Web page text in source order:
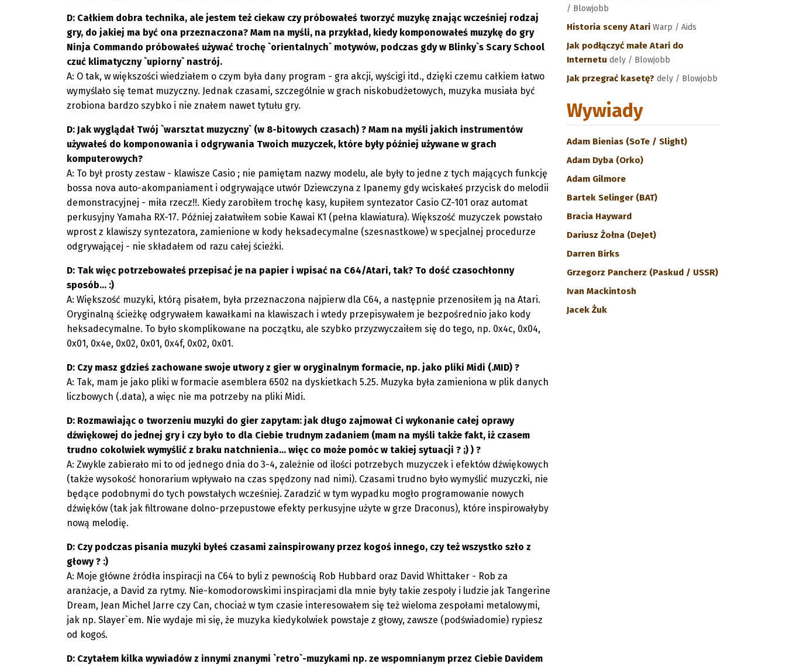
D: Całkiem dobra technika, ale jestem też ciekaw czy próbowałeś tworzyć muzykę znając wcześniej rodzaj
gry, do jakiej ma być ona przeznaczona? Mam na myśli, na przykład, kiedy komponowałeś muzykę do gry
Ninja Commando próbowałeś używać trochę `orientalnych` motywów, podczas gdy w Blinky`s Scary School
czuć klimatyczny `upiorny` nastrój.
A: O tak, w większości wiedziałem o czym była dany program - gra akcji, wyścigi itd., dzięki czemu całkiem łatwo
wymyślało się temat muzyczny. Jednak czasami, szczególnie w grach niskobudżetowych, muzyka musiała być
zrobiona bardzo szybko i nie znałem nawet tytułu gry.
D: Jak wyglądał Twój `warsztat muzyczny` (w 8-bitowych czasach) ? Mam na myśli jakich instrumentów
używałeś do komponowania i odgrywania Twoich muzyczek, które były później używane w grach
komputerowych?
A: To był prosty zestaw - klawisze Casio ; nie pamiętam nazwy modelu, ale były to jedne z tych mających funkcję
bossa nova auto-akompaniament i odgrywające utwór Dziewczyna z Ipanemy gdy wciskałeś przycisk do melodii
demonstracyjnej - miła rzecz!!. Kiedy zarobiłem trochę kasy, kupiłem syntezator Casio CZ-101 oraz automat
perkusyjny Yamaha RX-17. Później załatwiłem sobie Kawai K1 (pełna klawiatura). Większość muzyczek powstało
wprost z klawiszy syntezatora, zamienione w kody heksadecymalne (szesnastkowe) w specjalnej procedurze
odgrywającej - nie składałem od razu całej ścieżki.
D: Tak więc potrzebowałeś przepisać je na papier i wpisać na C64/Atari, tak? To dość czasochłonny
sposób... :)
A: Większość muzyki, którą pisałem, była przeznaczona najpierw dla C64, a następnie przenosiłem ją na Atari.
Oryginalną ścieżkę odgrywałem kawałkami na klawiszach i wtedy przepisywałem je bezpośrednio jako kody
heksadecymalne. To było skomplikowane na początku, ale szybko przyzwyczaiłem się do tego, np. 0x4c, 0x04,
0x01, 0x4e, 0x02, 0x01, 0x4f, 0x02, 0x01.
D: Czy masz gdzieś zachowane swoje utwory z gier w oryginalnym formacie, np. jako pliki Midi (.MID) ?
A: Tak, mam je jako pliki w formacie asemblera 6502 na dyskietkach 5.25. Muzyka była zamieniona w plik danych
liczbowych (.data), a więc nie ma potrzeby na pliki Midi.
D: Rozmawiając o tworzeniu muzyki do gier zapytam: jak długo zajmował Ci wykonanie całej oprawy
dźwiękowej do jednej gry i czy było to dla Ciebie trudnym zadaniem (mam na myśli także fakt, iż czasem
trudno cokolwiek wymyślić z braku natchnienia... więc co może pomóc w takiej sytuacji ? ;) ) ?
A: Zwykle zabierało mi to od jednego dnia do 3-4, zależnie od ilości potrzebych muzyczek i efektów dźwiękowych
(także wysokość honorarium wpływało na czas spędzony nad nimi). Czasami trudno było wymyślić muzyczki, nie
będące podobnymi do tych powstałych wcześniej. Zaradzić w tym wypadku mogło programowanie nowych
dźwięków (tak jak filtrowane dolno-przepustowe efekty perkusyjne użyte w grze Draconus), które inspirowałyby
nową melodię.
D: Czy podczas pisania muzyki byłeś czasami zainspirowany przez kogoś innego, czy też wszystko szło z
głowy ? :)
A: Moje główne źródła inspiracji na C64 to byli z pewnością Rob Hubbard oraz David Whittaker - Rob za
aranżacje, a David za rytmy. Nie-komodorowskimi inspiracjami dla mnie były takie zespoły i ludzie jak Tangerine
Dream, Jean Michel Jarre czy Can, chociaż w tym czasie interesowałem się też wieloma zespołami metalowymi,
jak np. Slayer`em. Nie wydaje mi się, że muzyka kiedykolwiek powstaje z głowy, zawsze (podświadomie) rypiesz
od kogoś.
D: Czytałem kilka wywiadów z innymi znanymi `retro`-muzykami np. ze wspomnianym przez Ciebie Davidem
/ Blowjobb
Historia sceny Atari Warp / Aids
Jak podłączyć małe Atari do
Internetu dely / Blowjobb
Jak przegrać kasetę? dely / Blowjobb
Wywiady
Adam Bienias (SoTe / Slight)
Adam Dyba (Orko)
Adam Gilmore
Bartek Selinger (BAT)
Bracia Hayward
Dariusz Żołna (DeJet)
Darren Birks
Grzegorz Pancherz (Paskud / USSR)
Ivan Mackintosh
Jacek Żuk